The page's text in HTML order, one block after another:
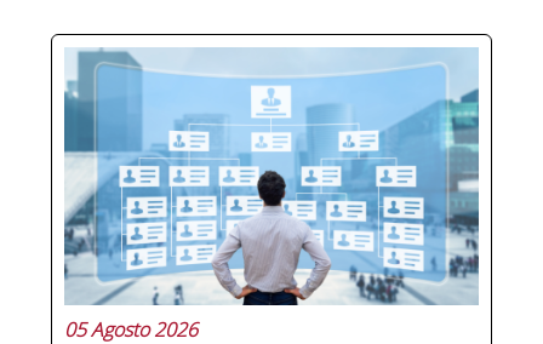
05 Agosto 2026